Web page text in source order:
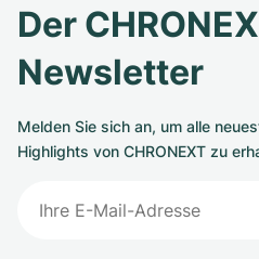
Der
Newsletter
Melden Sie sich an, um alle
Highlights von CHRONEXT zu